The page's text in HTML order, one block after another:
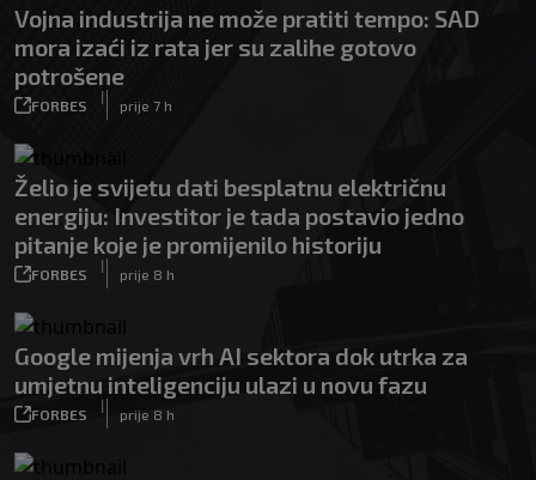
Vojna industrija ne može pratiti tempo: SAD
mora izaći iz rata jer su zalihe gotovo
potrošene
FORBES
|
prije 7 h
Želio je svijetu dati besplatnu električnu
energiju: Investitor je tada postavio jedno
pitanje koje je promijenilo historiju
FORBES
|
prije 8 h
Google mijenja vrh AI sektora dok utrka za
umjetnu inteligenciju ulazi u novu fazu
FORBES
|
prije 8 h